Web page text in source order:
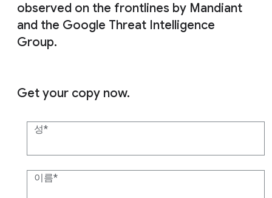
observed on the frontlines by Mandiant
and the Google Threat Intelligence
Group.
Get your copy now.
성
이름